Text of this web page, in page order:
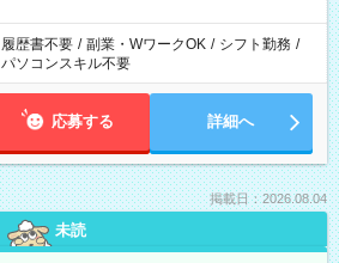
履歴書不要 / 副業・WワークOK / シフト勤務 /
パソコンスキル不要
応募する 詳細へ
掲載日：2026.08.04
未読